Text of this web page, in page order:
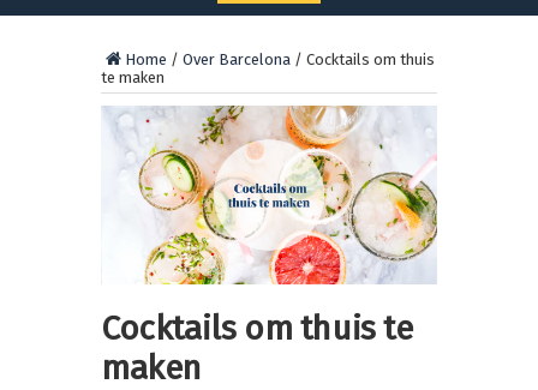
Home / Over Barcelona / Cocktails om thuis
te maken
Cocktails om thuis te
maken